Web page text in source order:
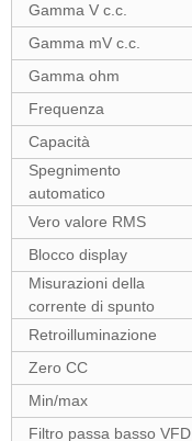
Gamma V c.c.
Gamma mV c.c.
Gamma ohm
Frequenza
Capacità
Spegnimento
automatico
Vero valore RMS
Blocco display
Misurazioni della
corrente di spunto
Retroilluminazione
Zero CC
Min/max
Filtro passa basso VFD